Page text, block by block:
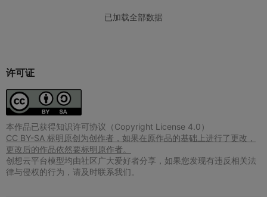
许可证
本作品已获得知识许可协议（Copyright License 4.0）
CC BY-SA 标明原创为创作者，如果在原作品的基础上进行了更改，
更改后的作品依然要标明原作者。
创想云平台模型均由社区广大爱好者分享，如果您发现有违反相关法
律与侵权的行为，请及时联系我们。